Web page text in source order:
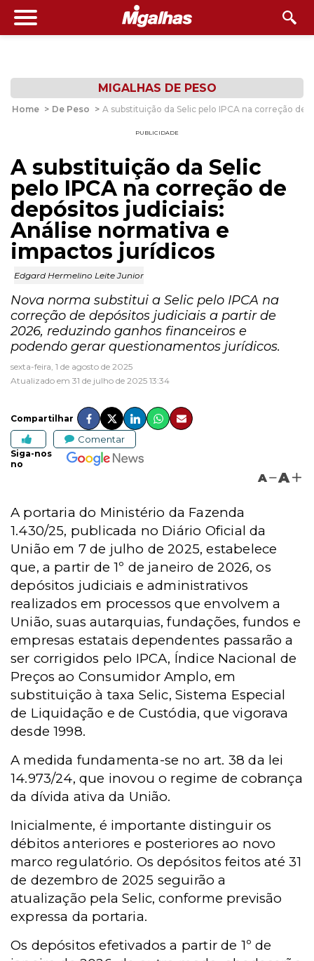
MIGALHAS DE PESO
Home > De Peso > A substituição da Selic pelo IPCA na correção
PUBLICIDADE
A substituição da Selic
pelo IPCA na correção de
depósitos judiciais:
Análise normativa e
impactos jurídicos
Edgard Hermelino Leite Junior
Nova norma substitui a Selic pelo IPCA na
correção de depósitos judiciais a partir de
2026, reduzindo ganhos financeiros e
podendo gerar questionamentos jurídicos.
sexta-feira, 1 de agosto de 2025
Atualizado em 31 de julho de 2025 13:34
Compartilhar
Comentar
Siga-nos
no
A A
A portaria do Ministério da Fazenda
1.430/25, publicada no Diário Oficial da
União em 7 de julho de 2025, estabelece
que, a partir de 1º de janeiro de 2026, os
depósitos judiciais e administrativos
realizados em processos que envolvem a
União, suas autarquias, fundações, fundos e
empresas estatais dependentes passarão a
ser corrigidos pelo IPCA, Índice Nacional de
Preços ao Consumidor Amplo, em
substituiçãoà taxa Selic, Sistema Especial
de Liquidação e de Custódia, que vigorava
desde 1998.
A medida fundamenta-se no art. 38 da lei
14.973/24, que inovou o regime de cobrança
da dívida ativa da União.
Inicialmente, é importante distinguir os
débitos anteriores e posteriores ao novo
marco regulatório. Os depósitos feitos até 31
de dezembro de 2025 seguirão a
atualização pela Selic, conforme previsão
expressa da portaria.
Os depósitos efetivados a partir de 1º de